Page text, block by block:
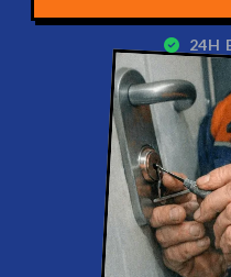
24H